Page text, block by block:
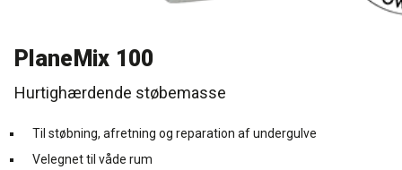
PlaneMix 100
Hurtighærdende støbemasse
Til støbning, afretning og reparation af undergulve
Velegnet til våde rum